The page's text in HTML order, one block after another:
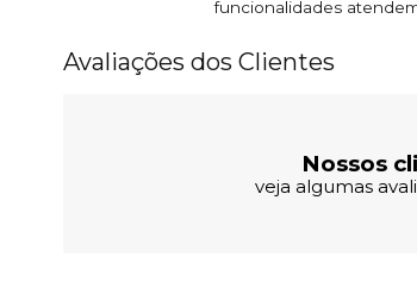
funcionalidades
Avaliações dos Clientes
Nossos
veja algumas